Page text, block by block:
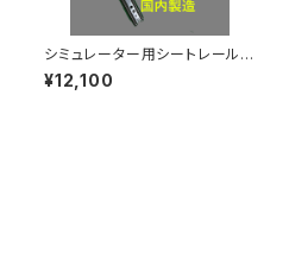
シミュレーター用シートレール
【国内生産品】
¥12,100